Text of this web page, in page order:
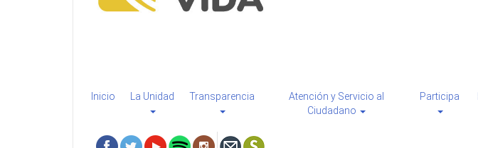
Inicio La Unidad Transparencia
Atención y Servicio al
Ciudadano
Participa